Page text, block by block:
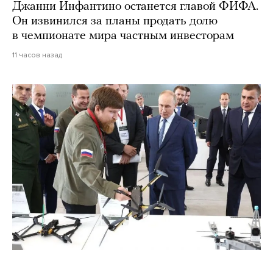
Джанни Инфантино останется главой ФИФА.
Он извинился за планы продать долю
в чемпионате мира частным инвесторам
11 часов назад